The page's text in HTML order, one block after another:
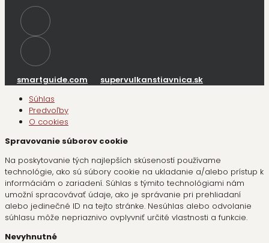
smartguide.com
supervulkanstiavnica.sk
Súhlas
Predvoľby
O cookies
Spravovanie súborov cookie
Na poskytovanie tých najlepších skúseností používame
technológie, ako sú súbory cookie na ukladanie a/alebo prístup k
informáciám o zariadení. Súhlas s týmito technológiami nám
umožní spracovávať údaje, ako je správanie pri prehliadaní
alebo jedinečné ID na tejto stránke. Nesúhlas alebo odvolanie
súhlasu môže nepriaznivo ovplyvniť určité vlastnosti a funkcie.
Nevyhnutné